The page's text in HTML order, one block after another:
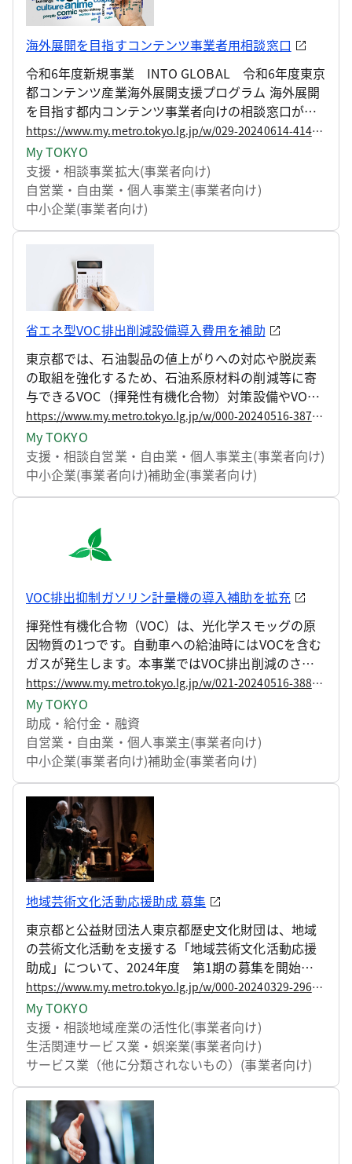
海外展開を目指すコンテンツ事業者用相談窓口
令和6年度新規事業 INTO GLOBAL 令和6年度東京
都コンテンツ産業海外展開支援プログラム 海外展開
を目指す都内コンテンツ事業者向けの相談窓口がオ
ープンしました！
https://www.my.metro.tokyo.lg.jp/w/029-20240614-41475290
My TOKYO
支援・相談事業拡大(事業者向け)
自営業・自由業・個人事業主(事業者向け)
中小企業(事業者向け)
省エネ型VOC排出削減設備導入費用を補助
東京都では、石油製品の値上がりへの対応や脱炭素
の取組を強化するため、石油系原材料の削減等に寄
与できるVOC（揮発性有機化合物）対策設備やVOC
削減装置付省エネ型空調・換気設備の導入に要する
費用の一部を補助する事業を開始します。
https://www.my.metro.tokyo.lg.jp/w/000-20240516-38799413
My TOKYO
支援・相談自営業・自由業・個人事業主(事業者向け)
中小企業(事業者向け)補助金(事業者向け)
VOC排出抑制ガソリン計量機の導入補助を拡充
揮発性有機化合物（VOC）は、光化学スモッグの原
因物質の1つです。自動車への給油時にはVOCを含む
ガスが発生します。本事業ではVOC排出削減のさら
なる推進を目指し、ガソリンスタンド業者を対象
に、VOCを含有ガスの回収機能が高い計量機の導入
に対して補助を行います。
https://www.my.metro.tokyo.lg.jp/w/021-20240516-38803585
My TOKYO
助成・給付金・融資
自営業・自由業・個人事業主(事業者向け)
中小企業(事業者向け)補助金(事業者向け)
地域芸術文化活動応援助成 募集
東京都と公益財団法人東京都歴史文化財団は、地域
の芸術文化活動を支援する「地域芸術文化活動応援
助成」について、2024年度 第1期の募集を開始し
ました。
https://www.my.metro.tokyo.lg.jp/w/000-20240329-29622552
My TOKYO
支援・相談地域産業の活性化(事業者向け)
生活関連サービス業・娯楽業(事業者向け)
サービス業（他に分類されないもの）(事業者向け)